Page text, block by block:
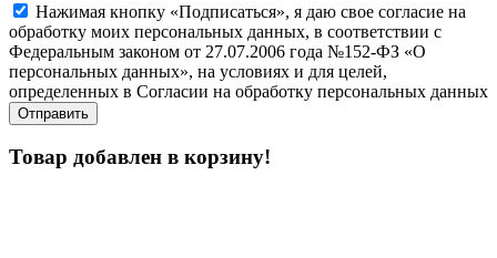
Нажимая кнопку «Подписаться», я даю свое согласие на
обработку моих персональных данных, в соответствии с
Федеральным законом от 27.07.2006 года №152-ФЗ «О
персональных данных», на условиях и для целей,
определенных в Согласии на обработку персональных данных
Товар добавлен в корзину!